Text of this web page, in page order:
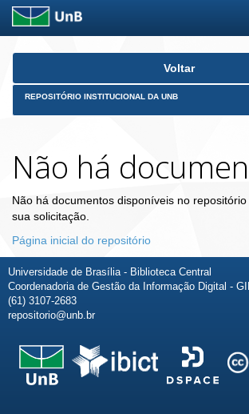
Skip
Voltar
REPOSITÓRIO INSTITUCIONAL DA UNB
Não há
Não há documentos disponíveis no
sua solicitação.
Página inicial do repositório
Universidade de Brasília - Biblioteca Central
Coordenadoria de Gestão da Informação Digital -
(61) 3107-2683
repositorio@unb.br